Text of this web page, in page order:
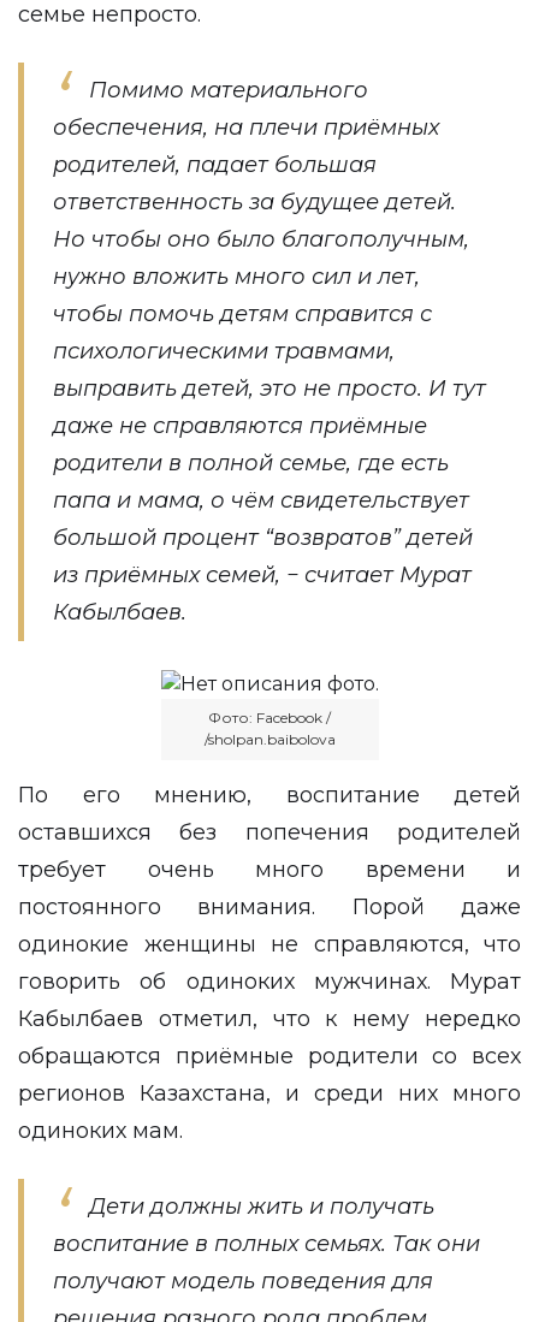
семье непросто.
Помимо материального
обеспечения, на плечи приёмных
родителей, падает большая
ответственность за будущее детей.
Но чтобы оно было благополучным,
нужно вложить много сил и лет,
чтобы помочь детям справится с
психологическими травмами,
выправить детей, это не просто. И тут
даже не справляются приёмные
родители в полной семье, где есть
папа и мама, о чём свидетельствует
большой процент “возвратов” детей
из приёмных семей, − считает Мурат
Кабылбаев.
Фото: Facebook /
/sholpan.baibolova
По его мнению, воспитание детей
оставшихся без попечения родителей
требует очень много времени и
постоянного внимания. Порой даже
одинокие женщины не справляются, что
говорить об одиноких мужчинах. Мурат
Кабылбаев отметил, что к нему нередко
обращаются приёмные родители со всех
регионов Казахстана, и среди них много
одиноких мам.
Дети должны жить и получать
воспитание в полных семьях. Так они
получают модель поведения для